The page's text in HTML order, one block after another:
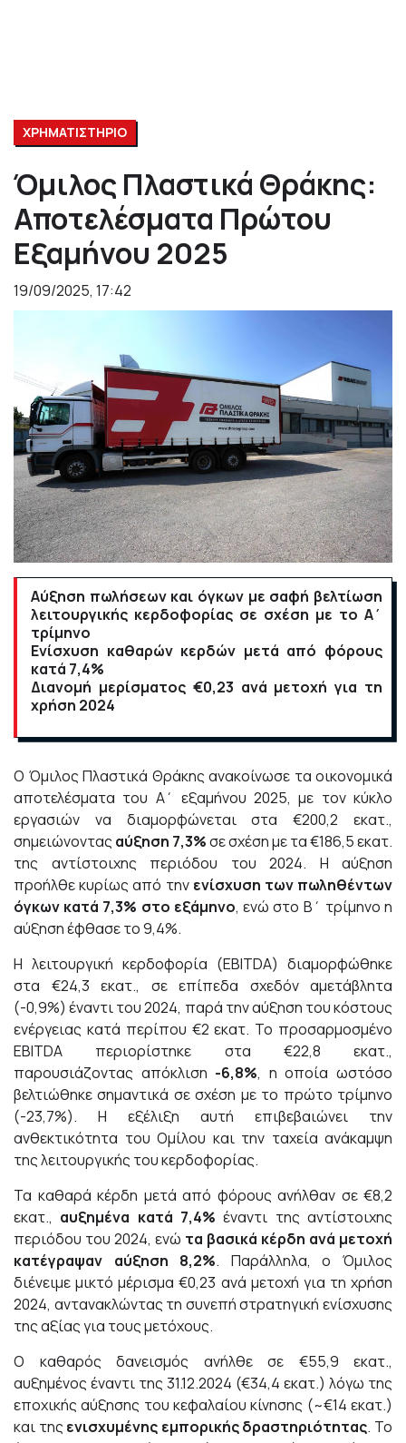
ΧΡΗΜΑΤΙΣΤΗΡΙΟ
Όμιλος Πλαστικά Θράκης:
Αποτελέσματα Πρώτου
Εξαμήνου 2025
19/09/2025, 17:42
Αύξηση πωλήσεων και όγκων με σαφή βελτίωση
λειτουργικής κερδοφορίας σε σχέση με το Α΄
τρίμηνο
Ενίσχυση καθαρών κερδών μετά από φόρους
κατά 7,4%
Διανομή μερίσματος €0,23 ανά μετοχή για τη
χρήση 2024
Ο Όμιλος Πλαστικά Θράκης ανακοίνωσε τα οικονομικά
αποτελέσματα του Α΄ εξαμήνου 2025, με τον κύκλο
εργασιών να διαμορφώνεται στα €200,2 εκατ.,
σημειώνοντας αύξηση 7,3%σε σχέση με τα €186,5 εκατ.
της αντίστοιχης περιόδου του 2024. Η αύξηση
προήλθε κυρίως από την ενίσχυση των πωληθέντων
όγκων κατά 7,3% στο εξάμηνο, ενώ στο Β΄ τρίμηνο η
αύξηση έφθασε το 9,4%.
Η λειτουργική κερδοφορία (EBITDA) διαμορφώθηκε
στα €24,3 εκατ., σε επίπεδα σχεδόν αμετάβλητα
(-0,9%) έναντι του 2024, παρά την αύξηση του κόστους
ενέργειας κατά περίπου €2 εκατ. Το προσαρμοσμένο
EBITDA περιορίστηκε στα €22,8 εκατ.,
παρουσιάζοντας απόκλιση -6,8%, η οποία ωστόσο
βελτιώθηκε σημαντικά σε σχέση με το πρώτο τρίμηνο
(-23,7%). Η εξέλιξη αυτή επιβεβαιώνει την
ανθεκτικότητα του Ομίλου και την ταχεία ανάκαμψη
της λειτουργικής του κερδοφορίας.
Τα καθαρά κέρδη μετά από φόρους ανήλθαν σε €8,2
εκατ., αυξημένα κατά 7,4% έναντι της αντίστοιχης
περιόδου του 2024, ενώ τα βασικά κέρδη ανά μετοχή
κατέγραψαν αύξηση
8,2%. Παράλληλα, ο Όμιλος
διένειμε μικτό μέρισμα €0,23 ανά μετοχή για τη χρήση
2024, αντανακλώντας τη συνεπή στρατηγική ενίσχυσης
της αξίας για τους μετόχους.
Ο καθαρός δανεισμός ανήλθε σε €55,9 εκατ.,
αυξημένος έναντι της 31.12.2024 (€34,4 εκατ.) λόγω της
εποχικής αύξησης του κεφαλαίου κίνησης (~€14 εκατ.)
και της ενισχυμένης εμπορικής δραστηριότητας. Το